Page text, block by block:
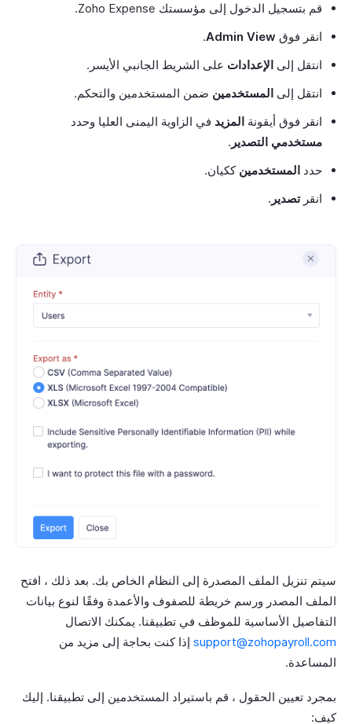
قم بتسجيل الدخول إلى مؤسستك Zoho Expense.
انقر فوق Admin View
.
انتقل إلى الإعدادات على الشريط الجانبي الأيسر.
انتقل إلى المستخدمين ضمن المستخدمين والتحكم.
انقر فوق أيقونة المزيد في الزاوية اليمنى العليا وحدد
مستخدمي التصدير .
حدد المستخدمين ككيان.
انقرتصدير.
سيتم تنزيل الملف المصدرة إلى النظام الخاص بك. بعد ذلك ، افتح
الملف المصدر ورسم خريطة للصفوف والأعمدة وفقًا لنوع بيانات
التفاصيل الأساسية للموظف في تطبيقنا. يمكنك الاتصال
support@zohopayroll.com إذا كنت بحاجة إلى مزيد من
المساعدة.
بمجرد تعيين الحقول ، قم باستيراد المستخدمين إلى تطبيقنا. إليك
كيف: